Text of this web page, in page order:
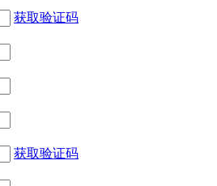
获取验证码
获取验证码